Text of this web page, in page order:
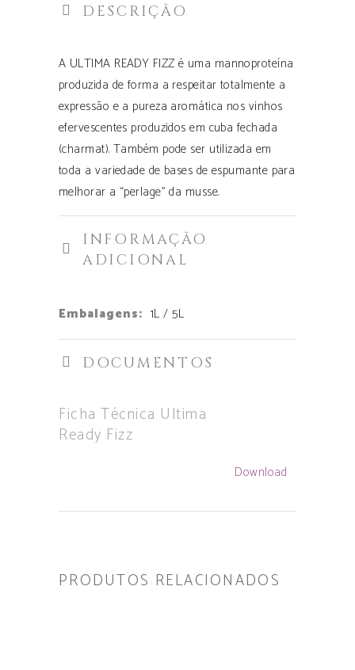
DESCRIÇÃO
A ULTIMA READY FIZZ é uma mannoproteína
produzida de forma a respeitar totalmente a
expressão e a pureza aromática nos vinhos
efervescentes produzidos em cuba fechada
(charmat). Também pode ser utilizada em
toda a variedade de bases de espumante para
melhorar a “perlage” da musse.
INFORMAÇÃO
ADICIONAL
Embalagens: 1L / 5L
DOCUMENTOS
Ficha Técnica Ultima
Ready Fizz
Download
PRODUTOS RELACIONADOS